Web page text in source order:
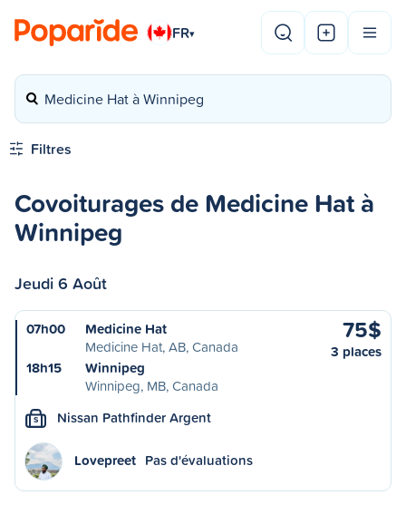
FR▾
Medicine Hat à Winnipeg
Filtres
Covoiturages de Medicine Hat à
Winnipeg
Jeudi 6 Août
07h00
Medicine Hat
Medicine Hat, AB, Canada
18h15
Winnipeg
Winnipeg, MB, Canada
75$
3 places
S Nissan Pathfinder Argent
Lovepreet Pas d'évaluations